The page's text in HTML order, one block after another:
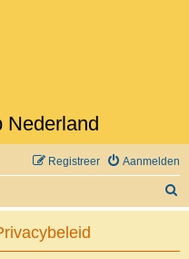
Nederland
Aanmelden
Registreer
o